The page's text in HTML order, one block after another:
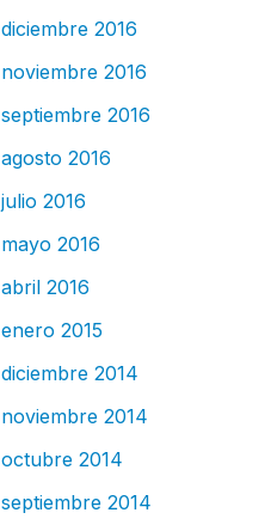
diciembre 2016
noviembre 2016
septiembre 2016
agosto 2016
julio 2016
mayo 2016
abril 2016
enero 2015
diciembre 2014
noviembre 2014
octubre 2014
septiembre 2014